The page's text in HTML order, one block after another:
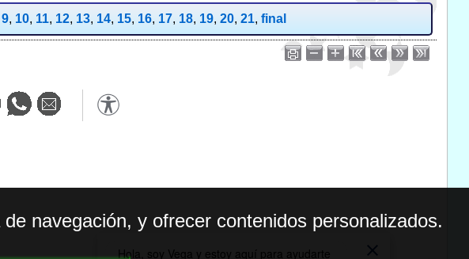
9, 10, 11, 12, 13, 14, 15, 16, 17, 18, 19, 20, 21, final
navegación, y ofrecer contenidos personalizados.